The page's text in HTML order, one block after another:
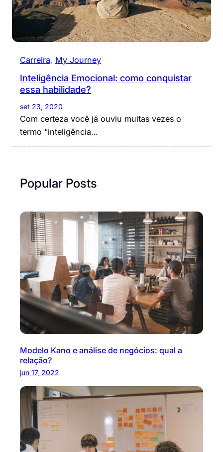
Carreira, My Journey
Inteligência Emocional: como conquistar
essa habilidade?
set 23, 2020
Com certeza você já ouviu muitas vezes o
termo “inteligência…
Popular Posts
Modelo Kano e análise de negócios: qual a
relação?
jun 17, 2022